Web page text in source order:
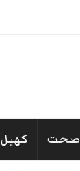
صحت کھیل